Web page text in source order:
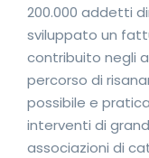
200.000 addetti
sviluppato un
contribuito negli
percorso di
possibile e
interventi di
associazioni di